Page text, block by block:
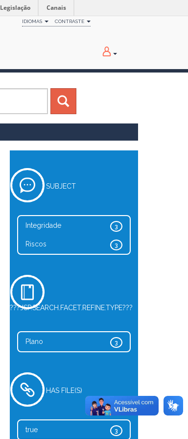
Legislação Canais
IDIOMAS CONTRASTE
SUBJECT
3
Integridade
3
Riscos
???JSP.SEARCH.FACET.REFINE.TYPE???
3
Plano
HAS FILE(S)
3
true